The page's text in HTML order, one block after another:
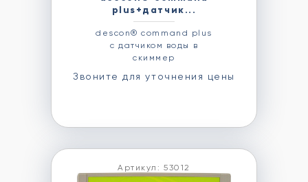
plus+датчик...
descon® command plus
с датчиком воды в
скиммер
Звоните для уточнения цены
Артикул: 53012